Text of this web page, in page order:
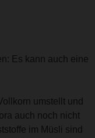
Es kann auch eine
umstellt und
auch noch nicht
im Müsli sind